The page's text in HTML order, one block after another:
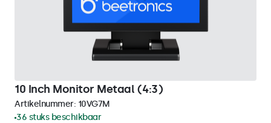
10 Inch Monitor Metaal (4:3)
Artikelnummer: 10VG7M
36 stuks beschikbaar